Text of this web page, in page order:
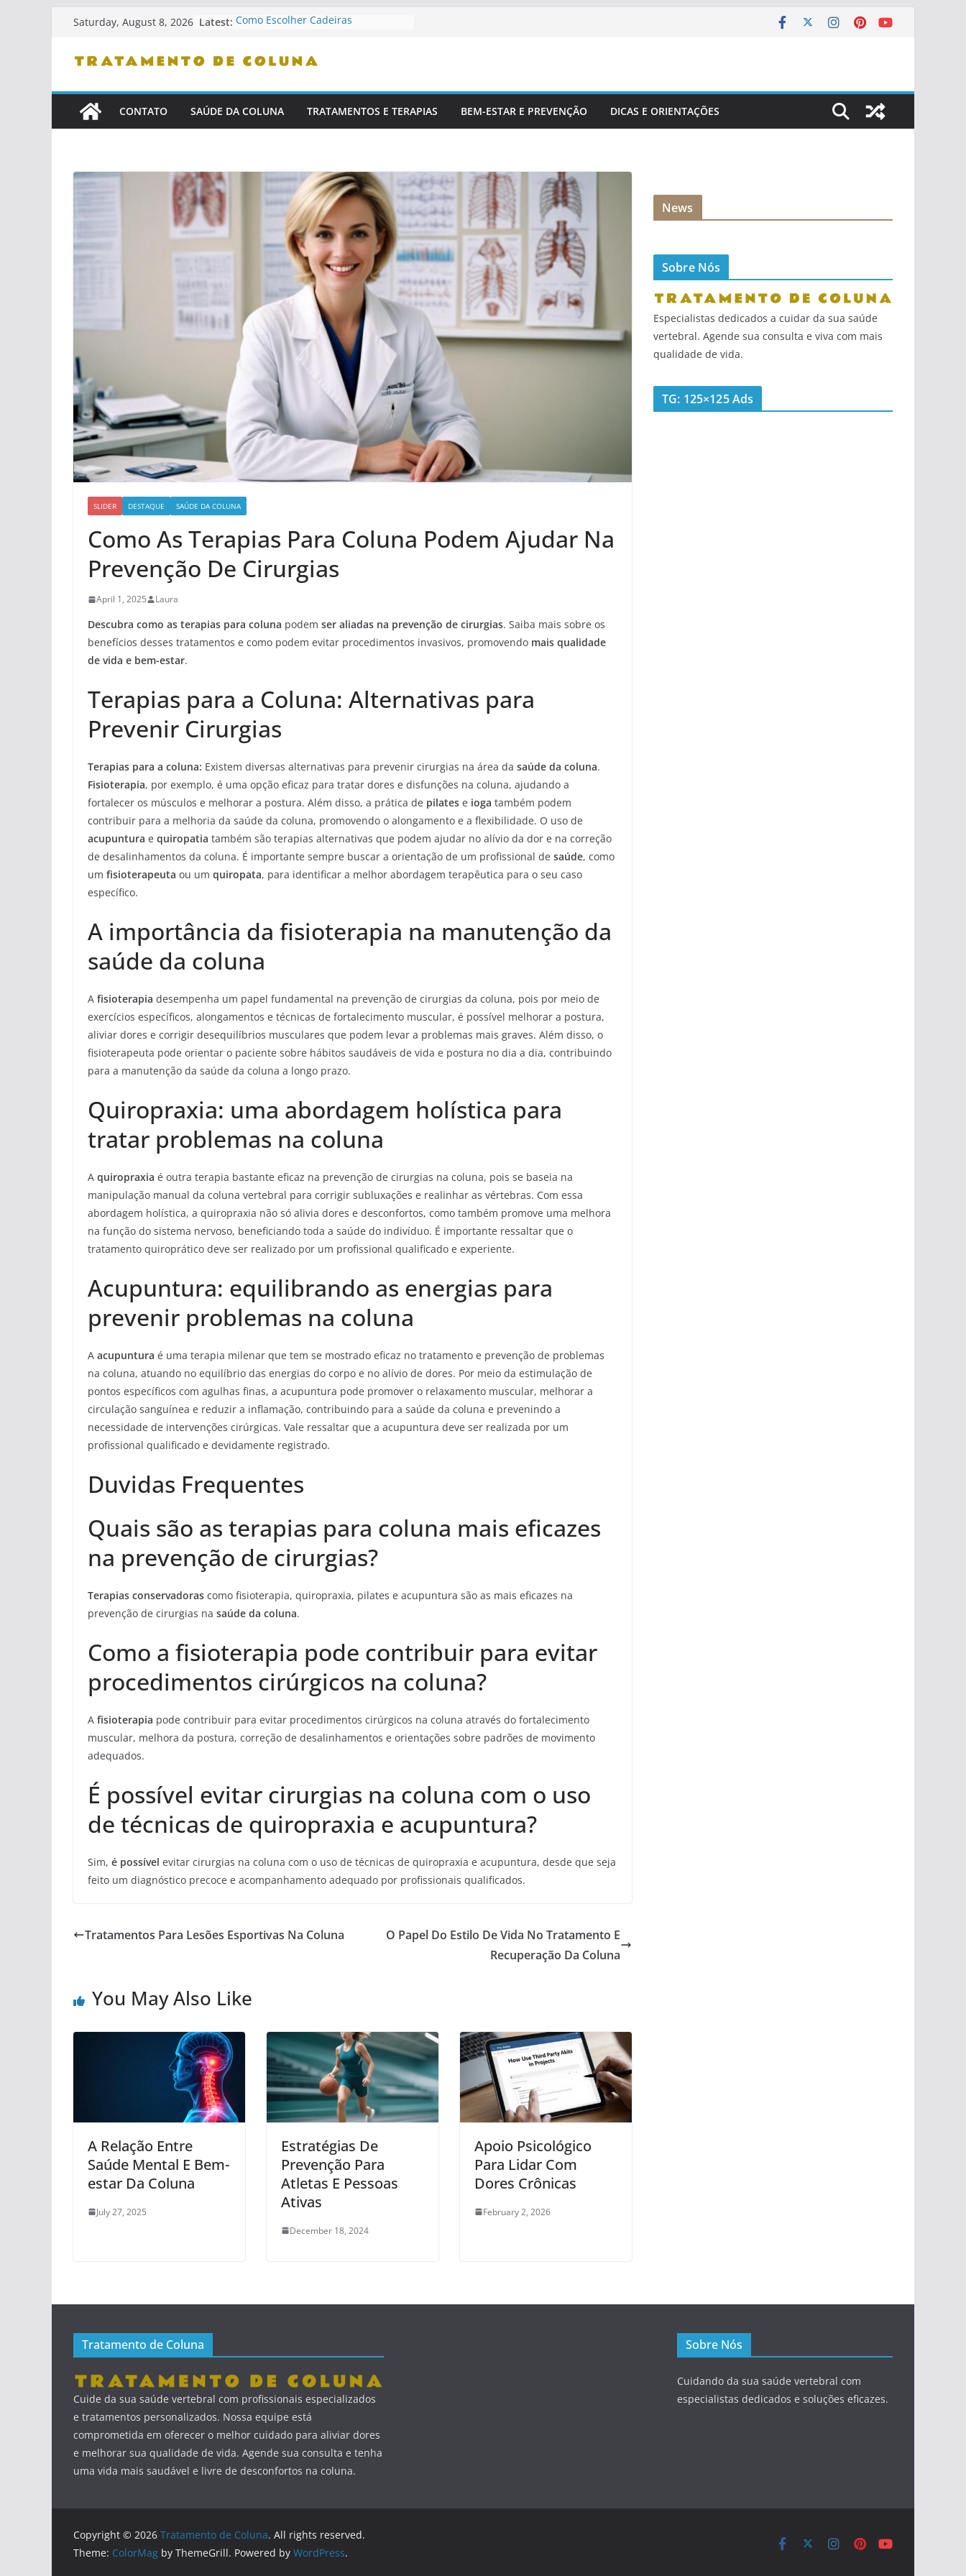
content
Saturday, August 8, 2026 Latest: Como Escolher Cadeiras
Confiança
Problemas De Coluna
Como Se Levantar Corretamente Da
CONTATO SAÚDE DA COLUNA TRATAMENTOS E TERAPIAS BEM-ESTAR E PREVENÇÃO DICAS E ORIENTAÇÕES
SLIDER DESTAQUE SAÚDE DA COLUNA
Como As Terapias Para Coluna Podem Ajudar Na
Prevenção De Cirurgias
April 1, 2025 Laura
Descubra como as terapias para coluna podem ser aliadas na prevenção de cirurgias. Saiba mais sobre os
benefícios desses tratamentos e como podem evitar procedimentos invasivos, promovendo mais qualidade
de vida e bem-estar.
Terapias para a Coluna: Alternativas para
Prevenir Cirurgias
Terapias para a coluna: Existem diversas alternativas para prevenir cirurgias na área da saúde da coluna.
Fisioterapia, por exemplo, é uma opção eficaz para tratar dores e disfunções na coluna, ajudando a
fortalecer os músculos e melhorar a postura. Além disso, a prática de pilates e ioga também podem
contribuir para a melhoria da saúde da coluna, promovendo o alongamento e a flexibilidade. O uso de
acupuntura e quiropatia também são terapias alternativas que podem ajudar no alívio da dor e na correção
de desalinhamentos da coluna. É importante sempre buscar a orientação de um profissional de saúde, como
um fisioterapeuta ou um quiropata, para identificar a melhor abordagem terapêutica para o seu caso
específico.
A importância da fisioterapia na manutenção da
saúde da coluna
A fisioterapia desempenha um papel fundamental na prevenção de cirurgias da coluna, pois por meio de
exercícios específicos, alongamentos e técnicas de fortalecimento muscular, é possível melhorar a postura,
aliviar dores e corrigir desequilíbrios musculares que podem levar a problemas mais graves. Além disso, o
fisioterapeuta pode orientar o paciente sobre hábitos saudáveis de vida e postura no dia a dia, contribuindo
para a manutenção da saúde da coluna a longo prazo.
Quiropraxia: uma abordagem holística para
tratar problemas na coluna
A quiropraxia é outra terapia bastante eficaz na prevenção de cirurgias na coluna, pois se baseia na
manipulação manual da coluna vertebral para corrigir subluxações e realinhar as vértebras. Com essa
abordagem holística, a quiropraxia não só alivia dores e desconfortos, como também promove uma melhora
na função do sistema nervoso, beneficiando toda a saúde do indivíduo. É importante ressaltar que o
tratamento quiroprático deve ser realizado por um profissional qualificado e experiente.
Acupuntura: equilibrando as energias para
prevenir problemas na coluna
A acupuntura é uma terapia milenar que tem se mostrado eficaz no tratamento e prevenção de problemas
na coluna, atuando no equilíbrio das energias do corpo e no alívio de dores. Por meio da estimulação de
pontos específicos com agulhas finas, a acupuntura pode promover o relaxamento muscular, melhorar a
circulação sanguínea e reduzir a inflamação, contribuindo para a saúde da coluna e prevenindo a
necessidade de intervenções cirúrgicas. Vale ressaltar que a acupuntura deve ser realizada por um
profissional qualificado e devidamente registrado.
Duvidas Frequentes
Quais são as terapias para coluna mais eficazes
na prevenção de cirurgias?
Terapias conservadoras como fisioterapia, quiropraxia, pilates e acupuntura são as mais eficazes na
prevenção de cirurgias na saúde da coluna.
Como a fisioterapia pode contribuir para evitar
procedimentos cirúrgicos na coluna?
A fisioterapia pode contribuir para evitar procedimentos cirúrgicos na coluna através do fortalecimento
muscular, melhora da postura, correção de desalinhamentos e orientações sobre padrões de movimento
adequados.
É possível evitar cirurgias na coluna com o uso
de técnicas de quiropraxia e acupuntura?
Sim, é possível evitar cirurgias na coluna com o uso de técnicas de quiropraxia e acupuntura, desde que seja
feito um diagnóstico precoce e acompanhamento adequado por profissionais qualificados.
Tratamentos Para Lesões Esportivas Na Coluna
O Papel Do Estilo De Vida No Tratamento E
Recuperação Da Coluna
You May Also Like
A Relação Entre
Saúde Mental E Bem-
estar Da Coluna
July 27, 2025
Estratégias De
Prevenção Para
Atletas E Pessoas
Ativas
December 18, 2024
Apoio Psicológico
Para Lidar Com
Dores Crônicas
February 2, 2026
News
Sobre Nós
Especialistas dedicados a cuidar da sua saúde
vertebral. Agende sua consulta e viva com mais
qualidade de vida.
TG: 125×125 Ads
Tratamento de Coluna
Cuide da sua saúde vertebral com profissionais especializados
e tratamentos personalizados. Nossa equipe está
comprometida em oferecer o melhor cuidado para aliviar dores
e melhorar sua qualidade de vida. Agende sua consulta e tenha
uma vida mais saudável e livre de desconfortos na coluna.
Sobre Nós
Cuidando da sua saúde vertebral com
especialistas dedicados e soluções eficazes.
Copyright © 2026 Tratamento de Coluna. All rights reserved.
Theme: ColorMag by ThemeGrill. Powered by WordPress.